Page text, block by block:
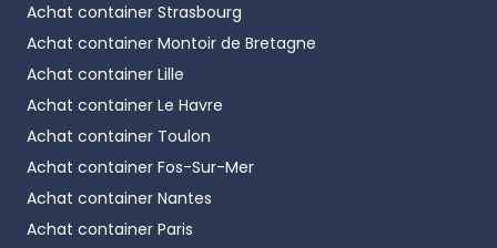
Achat container Strasbourg
Achat container Montoir de Bretagne
Achat container Lille
Achat container Le Havre
Achat container Toulon
Achat container Fos-Sur-Mer
Achat container Nantes
Achat container Paris